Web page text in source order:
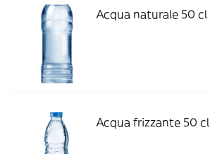
Acqua naturale 50 cl
Acqua frizzante 50 cl